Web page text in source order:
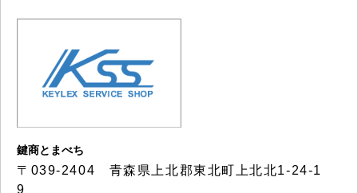
鍵商とまべち
〒039-2404 青森県上北郡東北町上北北1-24-1
9